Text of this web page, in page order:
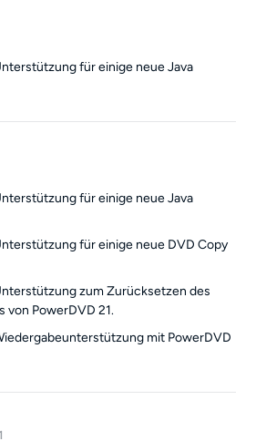
für einige neue Java
für einige neue Java
für einige neue DVD Copy
zum Zurücksetzen des
von PowerDVD 21.
mit PowerDVD